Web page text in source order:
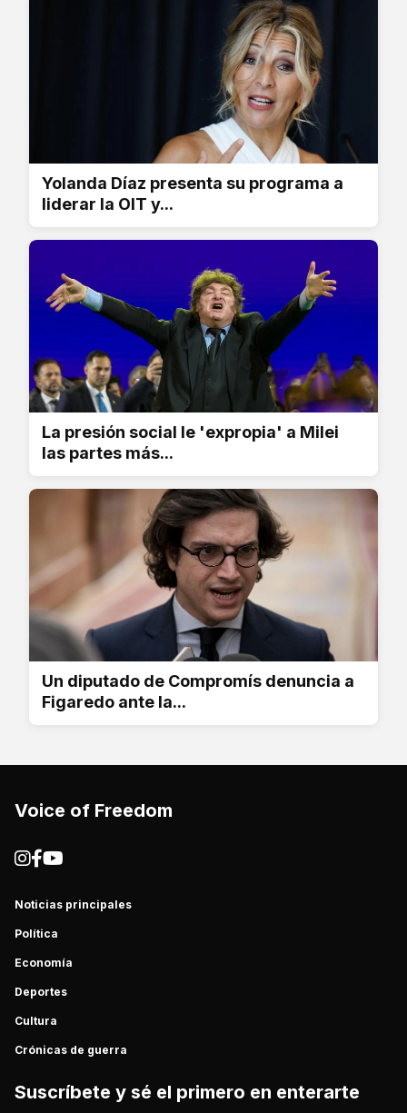
Yolanda Díaz presenta su programa a
liderar la OIT y...
La presión social le 'expropia' a Milei
las partes más...
Un diputado de Compromís denuncia a
Figaredo ante la...
Voice of Freedom
Noticias principales
Política
Economía
Deportes
Cultura
Crónicas de guerra
Suscríbete y sé el primero en enterarte